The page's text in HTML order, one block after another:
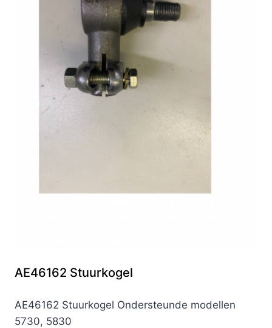
AE46162 Stuurkogel
AE46162 Stuurkogel Ondersteunde modellen
5730, 5830